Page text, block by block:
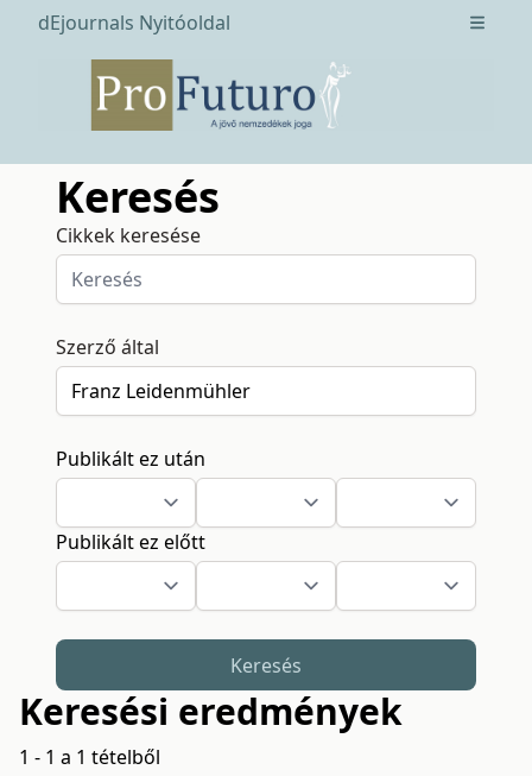
dEjournals Nyitóoldal Open
Keresés
Cikkek keresése
Szerző által
Publikált ez után
Publikált ez előtt
Keresés
Keresési eredmények
1 - 1 a 1 tételből